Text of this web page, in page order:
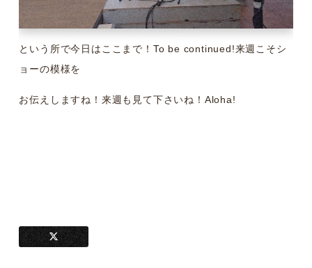
という所で今日はここまで！To be continued!来週こそシ
ョーの模様を
お伝えしますね！来週も見て下さいね！Aloha!